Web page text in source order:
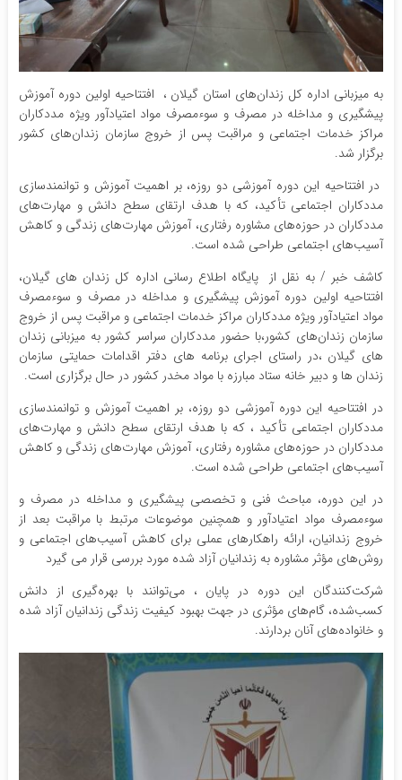
به میزبانی اداره کل زندان‌های استان گیلان ، افتتاحیه اولین دوره آموزش
پیشگیری و مداخله در مصرف و سوءمصرف مواد اعتیادآور ویژه مددکاران
مراکز خدمات اجتماعی و مراقبت پس از خروج سازمان زندان‌های کشور
برگزار شد.
در افتتاحیه این دوره آموزشی دو روزه، بر اهمیت آموزش و توانمندسازی
مددکاران اجتماعی تأکید، که با هدف ارتقای سطح دانش و مهارت‌های
مددکاران در حوزه‌های مشاوره رفتاری، آموزش مهارت‌های زندگی و کاهش
آسیب‌های اجتماعی طراحی شده است.
کاشف خبر / به نقل از پایگاه اطلاع رسانی اداره کل زندان های گیلان،
افتتاحیه اولین دوره آموزش پیشگیری و مداخله در مصرف و سوءمصرف
مواد اعتیادآور ویژه مددکاران مراکز خدمات اجتماعی و مراقبت پس از خروج
سازمان زندان‌های کشور،با حضور مددکاران سراسر کشور به میزبانی زندان
های گیلان ،در راستای اجرای برنامه های دفتر اقدامات حمایتی سازمان
زندان ها و دبیر خانه ستاد مبارزه با مواد مخدر کشور در حال برگزاری است.
در افتتاحیه این دوره آموزشی دو روزه، بر اهمیت آموزش و توانمندسازی
مددکاران اجتماعی تأکید ، که با هدف ارتقای سطح دانش و مهارت‌های
مددکاران در حوزه‌های مشاوره رفتاری، آموزش مهارت‌های زندگی و کاهش
آسیب‌های اجتماعی طراحی شده است.
در این دوره، مباحث فنی و تخصصی پیشگیری و مداخله در مصرف و
سوءمصرف مواد اعتیادآور و همچنین موضوعات مرتبط با مراقبت بعد از
خروج زندانیان، ارائه راهکارهای عملی برای کاهش آسیب‌های اجتماعی و
روش‌های مؤثر مشاوره به زندانیان آزاد شده مورد بررسی قرار می گیرد
شرکت‌کنندگان این دوره در پایان ، می‌توانند با بهره‌گیری از دانش
کسب‌شده، گام‌های مؤثری در جهت بهبود کیفیت زندگی زندانیان آزاد شده
و خانواده‌های آنان بردارند.